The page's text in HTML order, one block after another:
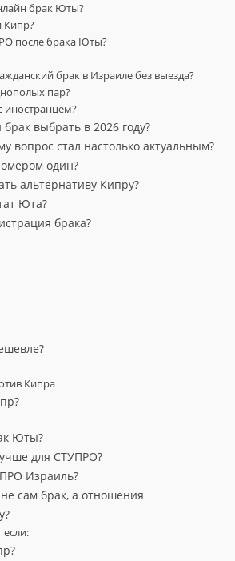
брак Юты?
Кипр?
после брака Юты?
брак в Израиле без выезда?
пар?
иностранцем?
выбрать в 2026 году?
вопрос стал настолько актуальным?
один?
альтернативу Кипру?
Юта?
брака?
Кипра
Юты?
для СТУПРО?
Израиль?
сам брак, а отношения